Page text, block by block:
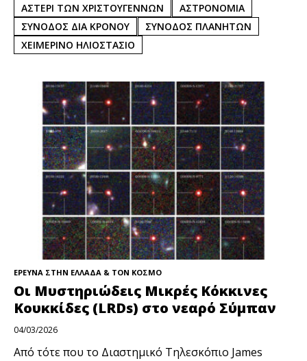
ΑΣΤΕΡΙ ΤΩΝ ΧΡΙΣΤΟΥΓΕΝΝΩΝ
ΑΣΤΡΟΝΟΜΙΑ
ΣΥΝΟΔΟΣ ΔΙΑ ΚΡΟΝΟΥ
ΣΥΝΟΔΟΣ ΠΛΑΝΗΤΩΝ
ΧΕΙΜΕΡΙΝΟ ΗΛΙΟΣΤΑΣΙΟ
ΕΡΕΥΝΑ ΣΤΗΝ ΕΛΛΑΔΑ & ΤΟΝ ΚΟΣΜΟ
Οι Μυστηριώδεις Μικρές Κόκκινες
Κουκκίδες (LRDs) στο νεαρό Σύμπαν
04/03/2026
Από τότε που το Διαστημικό Τηλεσκόπιο James